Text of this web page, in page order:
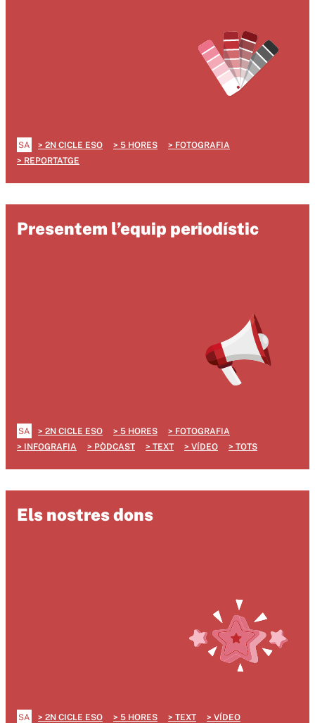
SA 2N CICLE ESO 5 HORES
FOTOGRAFIA
REPORTATGE
Presentem l’equip periodístic
SA 2N CICLE ESO 5 HORES
FOTOGRAFIA
INFOGRAFIA
PÒDCAST TEXT VÍDEO TOTS
Els nostres dons
SA 2N CICLE ESO 5 HORES TEXT
VÍDEO